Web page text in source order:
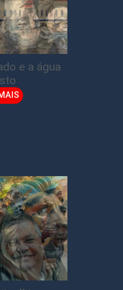
e a água